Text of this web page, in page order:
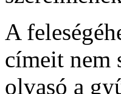
A
címeit nem
olvasó a